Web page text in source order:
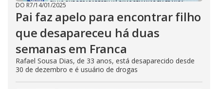
DO R7/14/01/2025
Pai faz apelo para encontrar filho
que desapareceu há duas
semanas em Franca
Rafael Sousa Dias, de 33 anos, está desaparecido desde
30 de dezembro e é usuário de drogas